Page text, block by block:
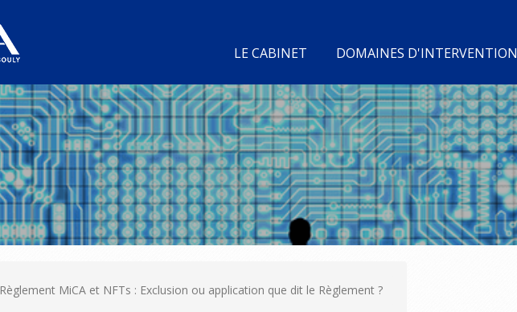
LE CABINET DOMAINES D'INTERVENTION
Règlement MiCA et NFTs : Exclusion ou application que dit le Règlement ?